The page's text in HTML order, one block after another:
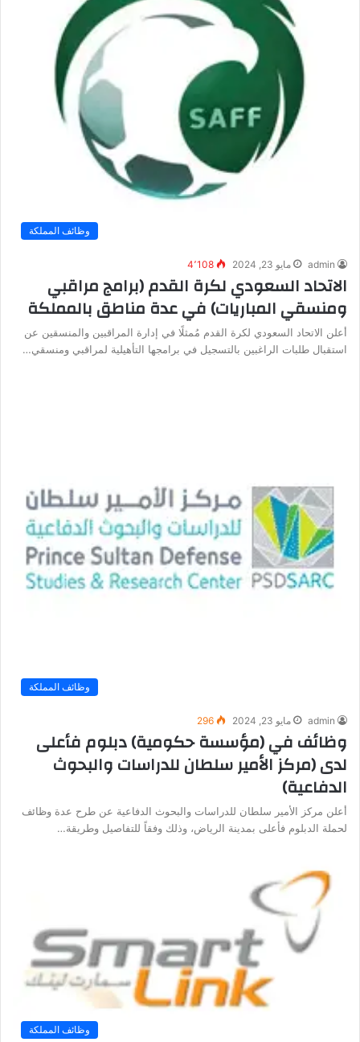
وظائف المملكة
admin مايو 23, 2024 4٬108
الاتحاد السعودي لكرة القدم (برامج مراقبي
ومنسقي المباريات) في عدة مناطق بالمملكة
أعلن الاتحاد السعودي لكرة القدم مُمثلًا في إدارة المراقبين والمنسقين عن
استقبال طلبات الراغبين بالتسجيل في برامجها التأهيلية لمراقبي ومنسقي…
وظائف المملكة
admin مايو 23, 2024 296
وظائف في (مؤسسة حكومية) دبلوم فأعلى
لدى (مركز الأمير سلطان للدراسات والبحوث
الدفاعية)
أعلن مركز الأمير سلطان للدراسات والبحوث الدفاعية عن طرح عدة وظائف
لحملة الدبلوم فأعلى بمدينة الرياض، وذلك وفقاً للتفاصيل وطريقة…
وظائف المملكة